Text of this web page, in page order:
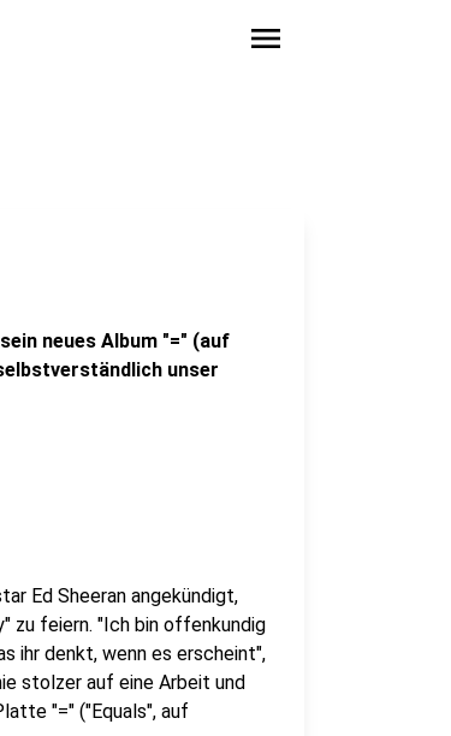
menu
neues Album "=" (auf
unser
Ed Sheeran angekündigt,
zu feiern. "Ich bin offenkundig
ihr denkt, wenn es erscheint",
stolzer auf eine Arbeit und
"=" ("Equals", auf